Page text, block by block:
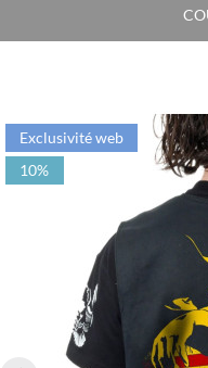
Exclusivité web
10%